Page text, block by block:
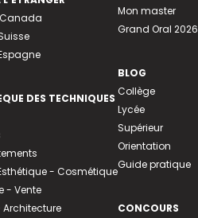
DES TECHNIQUES
- Cosmétique
- Vente
Mon master
Grand Oral 2026
BLOG
Collège
Lycée
Supérieur
Orientation
Guide pratique
CONCOURS